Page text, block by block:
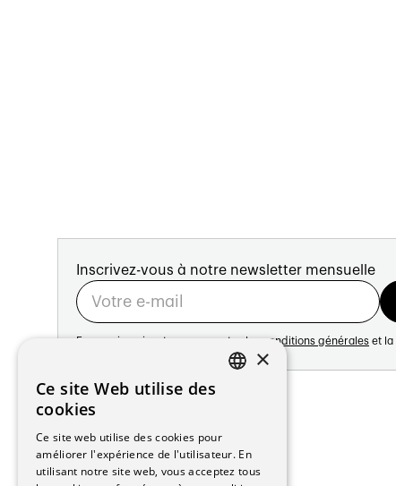
Inscrivez-vous à notre newsletter mensuelle
En vous inscrivant vous acceptez les conditions générales et la
Adresse:
Avenue de Longemalle 21
1020 Renens
Suisse
Contact:
Édition: +41 21 635 16 82
×
Ce site Web utilise des
cookies
Ce site web utilise des cookies pour
améliorer l'expérience de l'utilisateur. En
utilisant notre site web, vous acceptez tous